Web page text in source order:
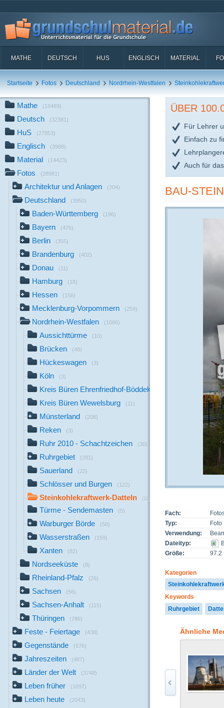
MATHE DEUTSCH HUS ENGLISCH MATERIAL
Startseite Fotos Deutschland Nordrhein-Westfalen
Mathe (19489)
Deutsch (32381)
HuS (27853)
Englisch (3988)
Material (14423)
Fotos (28981)
Architektur und Anlagen (204)
Deutschland (3950)
Baden-Württemberg (196)
Bayern (476)
Berlin (355)
Brandenburg (402)
Donau (11)
Hamburg (18)
Hessen (156)
Mecklenburg-Vorpommern (259)
Nordrhein-Westfalen (1086)
Aussichttürme (10)
Brücken (48)
Hückeswagen (3)
Köln (3)
Kreis Büren Ehrenfriedhof-Böddeken
Kreis Büren Wewelsburg (11)
Münsterland (208)
Reken (3)
Ruhr 2010 - Schachtzeichen (30)
Ruhrgebiet (281)
Sauerland (22)
Schlösser und Burgen (122)
Steinkohlekraftwerk-Datteln (22)
Türme - Sendemasten (5)
Warburger Börde (58)
Wasserstraßen (159)
Xanten (82)
Nordseeküste (8)
Rheinland-Pfalz (26)
Sachsen (56)
Sachsen-Anhalt (115)
Thüringen (786)
Feste - Feiertage (438)
Gegenstände (676)
Jahreszeiten (487)
Länder der Welt (3748)
Leben früher (1097)
Leben heute (2043)
ÜBER
Für Lehrer
Einfach zu
Auch für
BAU-
Fach:
Typ:
Foto
Verwendung:
Dateityp:
Größe:
97.2
Kategorien
Keywords
Ruhrgebiet
Ähnliche